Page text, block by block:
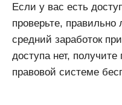
Если у вас есть
проверьте,
средний заработок
доступа нет,
правовой системе